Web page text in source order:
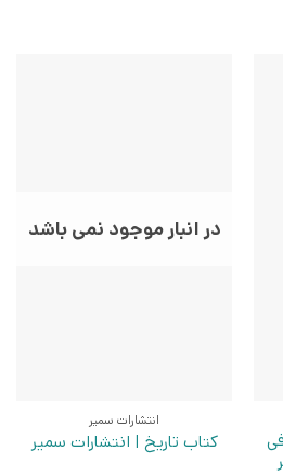
در انبار موجود نمی باشد
انتشارات سمیر
کتاب تاریخ | انتشارات سمیر